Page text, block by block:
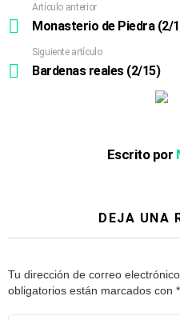
más
Artículo anterior
Monasterio de Piedra (2/
Siguiente artículo
Bardenas reales (2/15)
Escrito por
DEJA UNA
Tu dirección de correo
obligatorios están marcados con *